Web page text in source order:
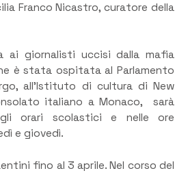
Franco Nicastro, curatore della
ai giornalisti uccisi dalla mafia
è stata ospitata al Parlamento
all’Istituto di cultura di New
italiano a Monaco, sarà
orari scolastici e nelle ore
e giovedì.
fino al 3 aprile. Nel corso del